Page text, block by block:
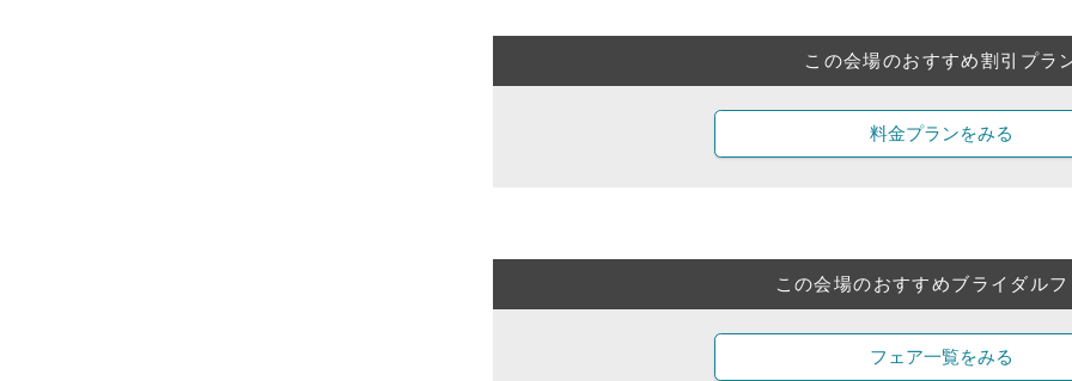
この会場のおすすめ割引プラ
料金プランをみる
この会場のおすすめブライダルフ
フェア一覧をみる